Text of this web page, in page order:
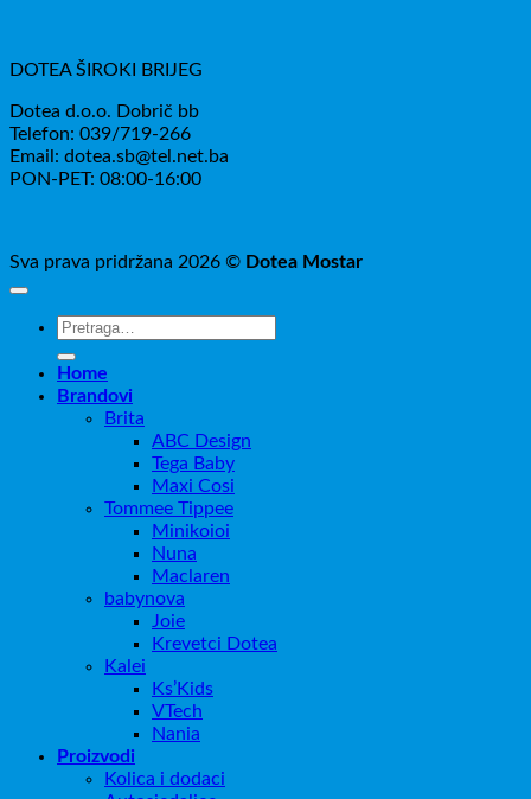
DOTEA ŠIROKI BRIJEG
Dotea d.o.o. Dobrič bb
Telefon: 039/719-266
Email: dotea.sb@tel.net.ba
PON-PET: 08:00-16:00
Sva prava pridržana 2026 © Dotea Mostar
Pretraži:
Home
Brandovi
Brita
ABC Design
Tega Baby
Maxi Cosi
Tommee Tippee
Minikoioi
Nuna
Maclaren
babynova
Joie
Krevetci Dotea
Kalei
Ks’Kids
VTech
Nania
Proizvodi
Kolica i dodaci